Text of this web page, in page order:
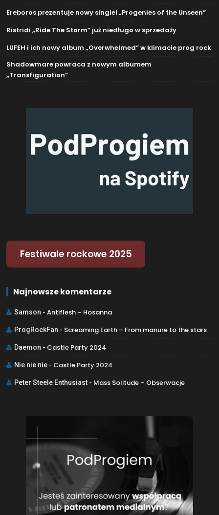
Ereboros prezentuje nowy singiel „Progenies of the Unseen”
Ristridi „Ride The Storm” już niedługo w sprzedaży
LUFEH i ich nowy album „Overwhelmed” w klimacie prog rock
Shadowmare powraca z nowym albumem
„Transfiguration”
Festiwale rockowe 2025
Najnowsze komentarze
Samson - Antiflesh – Hosanna
ProgRockFan - Screaming Earth – From manure to the stars
Daemon - Castle Party 2024
Nie nie nie - Castle Party 2024
Peter Steele Enthusiast - Mass Solitude – Obserwacje